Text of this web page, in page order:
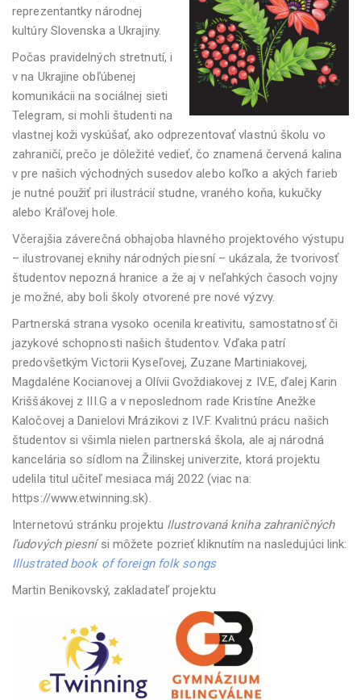
reprezentantky národnej
kultúry Slovenska a Ukrajiny.
Počas pravidelných stretnutí, i
v na Ukrajine obľúbenej
komunikácii na sociálnej sieti
Telegram, si mohli študenti na
vlastnej koži vyskúšať, ako odprezentovať vlastnú školu vo
zahraničí, prečo je dôležité vedieť, čo znamená červená kalina
v pre našich východných susedov alebo koľko a akých farieb
je nutné použiť pri ilustrácií studne, vraného koňa, kukučky
alebo Kráľovej hole.
Včerajšia záverečná obhajoba hlavného projektového výstupu
– ilustrovanej eknihy národných piesní – ukázala, že tvorivosť
študentov nepozná hranice a že aj v neľahkých časoch vojny
je možné, aby boli školy otvorené pre nové výzvy.
Partnerská strana vysoko ocenila kreativitu, samostatnosť či
jazykové schopnosti našich študentov. Vďaka patrí
predovšetkým Victorii Kyseľovej, Zuzane Martiniakovej,
Magdaléne Kocianovej a Olívii Gvoždiakovej z IV.E, ďalej Karin
Kriššákovej z III.G a v neposlednom rade Kristíne Anežke
Kaločovej a Danielovi Mrázikovi z IV.F. Kvalitnú prácu našich
študentov si všimla nielen partnerská škola, ale aj národná
kancelária so sídlom na Žilinskej univerzite, ktorá projektu
udelila titul učiteľ mesiaca máj 2022 (viac na:
https://www.etwinning.sk).
Internetovú stránku projektu Ilustrovaná kniha zahraničných
ľudových piesnísi môžete pozrieť kliknutím na nasledujúci link:
Illustrated book of foreign folk songs
Martin Benikovský, zakladateľ projektu